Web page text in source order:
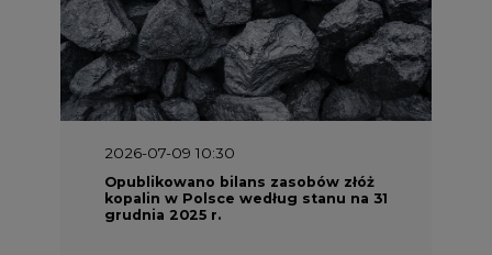
2026-06-08 07:00
Wyszedł raport "Bezpieczniej i
taniej. Ciepłownictwo na ratunek
KSE"